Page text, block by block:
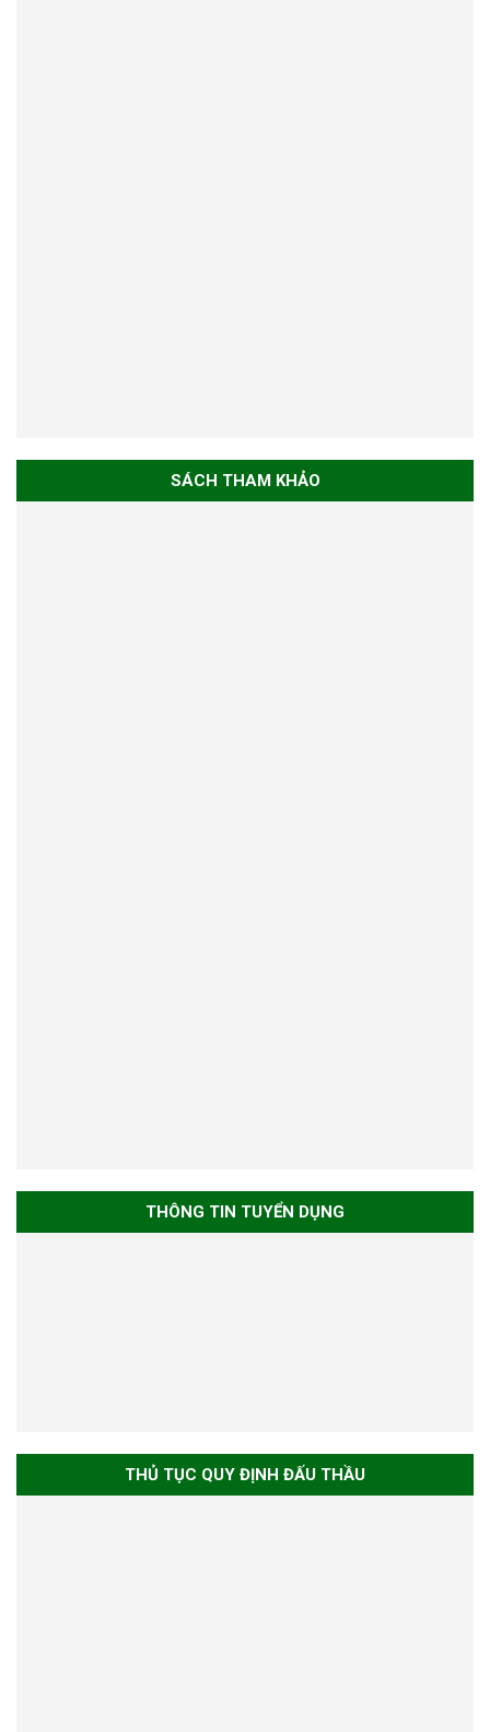
SÁCH THAM KHẢO
THÔNG TIN TUYỂN DỤNG
THỦ TỤC QUY ĐỊNH ĐẤU THẦU